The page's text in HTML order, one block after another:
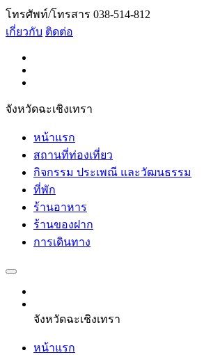
โทรศัพท์/โทรสาร 038-514-812
เกี่ยวกับ ติดต่อ
จังหวัดฉะเชิงเทรา
หน้าแรก
สถานที่ท่องเที่ยว
กิจกรรม ประเพณี และวัฒนธรรม
ที่พัก
ร้านอาหาร
ร้านของฝาก
การเดินทาง
จังหวัดฉะเชิงเทรา
หน้าแรก